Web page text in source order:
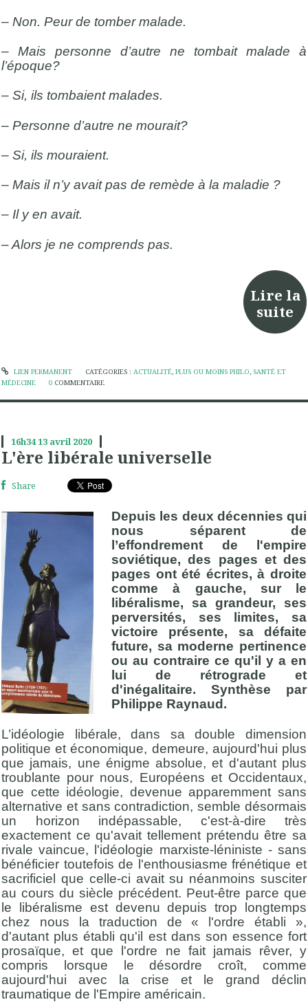
– Non. Peur de tomber malade.
– Mais personne d’autre ne tombait malade à
l’époque?
– Si, ils tombaient malades.
– Personne d’autre ne mourait?
– Si, ils mouraient.
– Mais il n’y avait pas de remède à la maladie ?
– Il y en avait.
– Alors je ne comprends pas.
Lire la
suite
LIEN PERMANENT CATÉGORIES : ACTUALITÉ, PLUS OU MOINS PHILO, SANTÉ ET
MÉDECINE
0 COMMENTAIRE
16h3413 avril 2020
L'ère libérale universelle
Share
Depuis les deux décennies qui
nous séparent de
l’effondrement de l'empire
soviétique, des pages et des
pages ont été écrites, à droite
comme à gauche, sur le
libéralisme, sa grandeur, ses
perversités, ses limites, sa
victoire présente, sa défaite
future, sa moderne pertinence
ou au contraire ce qu'il y a en
lui de rétrograde et
d'inégalitaire. Synthèse par
Philippe Raynaud.
L’idéologie libérale, dans sa double dimension
politique et économique, demeure, aujourd'hui plus
que jamais, une énigme absolue, et d'autant plus
troublante pour nous, Européens et Occidentaux,
que cette idéologie, devenue apparemment sans
alternative et sans contradiction, semble désormais
un horizon indépassable, c'est-à-dire très
exactement ce qu'avait tellement prétendu être sa
rivale vaincue, l'idéologie marxiste-léniniste - sans
bénéficier toutefois de l'enthousiasme frénétique et
sacrificiel que celle-ci avait su néanmoins susciter
au cours du siècle précédent. Peut-être parce que
le libéralisme est devenu depuis trop longtemps
chez nous la traduction de « l'ordre établi »,
d'autant plus établi qu'il est dans son essence fort
prosaïque, et que l'ordre ne fait jamais rêver, y
compris lorsque le désordre croît, comme
aujourd'hui avec la crise et le grand déclin
traumatique de l'Empire américain.